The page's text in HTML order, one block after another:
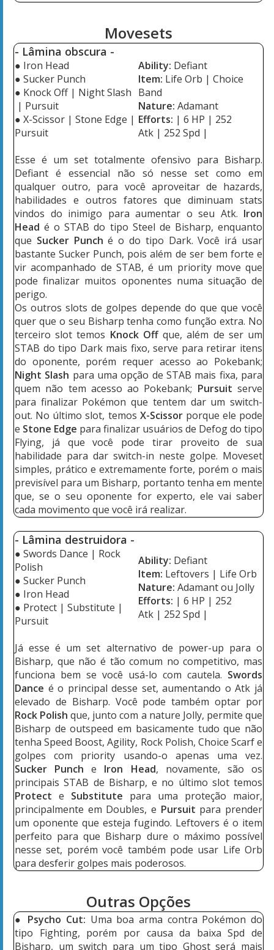
Movesets
- Lâmina obscura -
● Iron Head
● Sucker Punch
● Knock Off| Night Slash
| Pursuit
● X-Scissor | Stone Edge |
Pursuit
Ability: Defiant
Item: Life Orb | Choice
Band
Nature: Adamant
Efforts: | 6 HP | 252
Atk | 252 Spd |
Esse é um set totalmente ofensivo para Bisharp.
Defiant é essencial não só nesse set como em
qualquer outro, para você aproveitar de hazards,
habilidades e outros fatores que diminuam stats
vindos do inimigo para aumentar o seu Atk. Iron
Head é o STAB do tipo Steel de Bisharp, enquanto
que Sucker Punch é o do tipo Dark. Você irá usar
bastante Sucker Punch, pois além de ser bem forte e
vir acompanhado de STAB, é um priority move que
pode finalizar muitos oponentes numa situação de
perigo.
Os outros slots de golpes depende do que que você
quer que o seu Bisharp tenha como função extra. No
terceiro slot temos Knock Offque, além de ser um
STAB do tipo Dark mais fixo, serve para retirar itens
do oponente, porém requer acesso ao Pokebank;
Night Slash para uma opção de STAB mais fixa, para
quem não tem acesso ao Pokebank; Pursuitserve
para finalizar Pokémon que tentem dar um switch-
out. No último slot, temos X-Scissor porque ele pode
e Stone Edge para finalizar usuários de Defog do tipo
Flying, já que você pode tirar proveito de sua
habilidade para dar switch-in neste golpe. Moveset
simples, prático e extremamente forte, porém o mais
previsível para um Bisharp, portanto tenha em mente
que, se o seu oponente for experto, ele vai saber
cada movimento que você irá realizar.
- Lâmina destruidora -
● Swords Dance | Rock
Polish
● Sucker Punch
● Iron Head
● Protect | Substitute |
Pursuit
Ability: Defiant
Item: Leftovers | Life Orb
Nature: Adamant ou Jolly
Efforts: | 6 HP | 252
Atk | 252 Spd |
Já esse é um set alternativo de power-up para o
Bisharp, que não é tão comum no competitivo, mas
funciona bem se você usá-lo com cautela. Swords
Dance é o principal desse set, aumentando o Atk já
elevado de Bisharp. Você pode também optar por
Rock Polishque, junto com a nature Jolly, permite que
Bisharp de outspeed em basicamente tudo que não
tenha Speed Boost, Agility, Rock Polish, Choice Scarf e
golpes com priority usando-o apenas uma vez.
Sucker Punche Iron Head, novamente, são os
principais STAB de Bisharp, e no último slot temos
Protect e Substitute para uma proteção maior,
principalmente em Doubles, e Pursuit para prender
um oponente que esteja fugindo. Leftovers é o item
perfeito para que Bisharp dure o máximo possível
nesse set, porém você também pode usar Life Orb
para desferir golpes mais poderosos.
Outras Opções
● Psycho Cut: Uma boa arma contra Pokémon do
tipo Fighting, porém por causa da baixa Spd de
Bisharp, um switch para um tipo Ghost será mais